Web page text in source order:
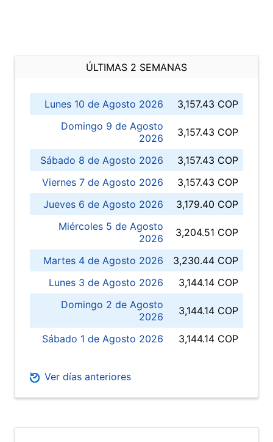
ÚLTIMAS 2 SEMANAS
Lunes 10 de Agosto 2026
3,157.43 COP
Domingo 9 de Agosto
2026
3,157.43 COP
Sábado 8 de Agosto 2026
3,157.43 COP
Viernes 7 de Agosto 2026
3,157.43 COP
Jueves 6 de Agosto 2026
3,179.40 COP
Miércoles 5 de Agosto
2026
3,204.51 COP
Martes 4 de Agosto 2026
3,230.44 COP
Lunes 3 de Agosto 2026
3,144.14 COP
Domingo 2 de Agosto
2026
3,144.14 COP
Sábado 1 de Agosto 2026 3,144.14 COP
Ver días anteriores